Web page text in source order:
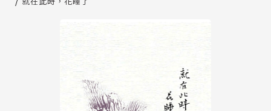
【公告】琅琅讀墨數位閱讀資產合併與書櫃開通申請